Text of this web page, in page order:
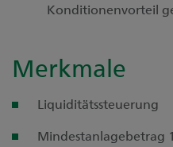
Konditionenvorteil
Merkmale
Liquiditätssteuerung
Mindestanlagebetrag